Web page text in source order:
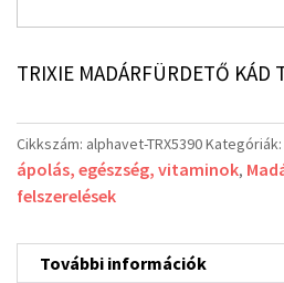
TRIXIE MADÁRFÜRDETŐ KÁD
Cikkszám: alphavet-TRX5390Kategóriák:
ápolás, egészség, vitaminok,
felszerelések
További információk